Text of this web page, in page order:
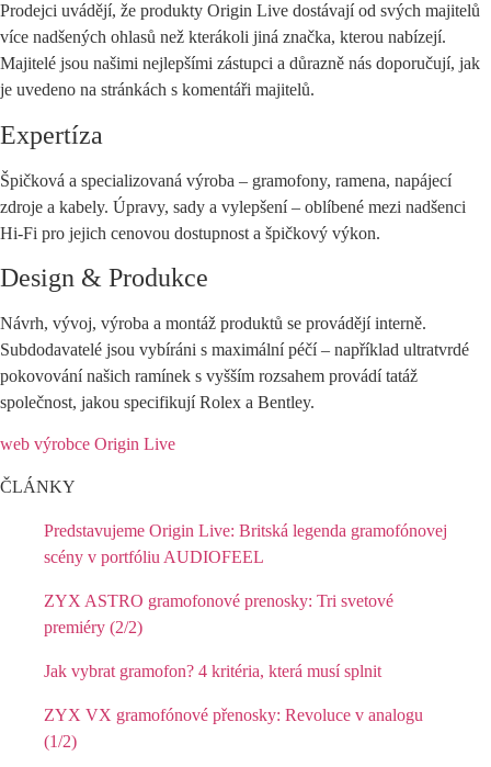
Prodejci uvádějí, že produkty Origin Live dostávají od svých majitelů
více nadšených ohlasů než kterákoli jiná značka, kterou nabízejí.
Majitelé jsou našimi nejlepšími zástupci a důrazně nás doporučují, jak
je uvedeno na stránkách s komentáři majitelů.
Expertíza
Špičková a specializovaná výroba – gramofony, ramena, napájecí
zdroje a kabely. Úpravy, sady a vylepšení – oblíbené mezi nadšenci
Hi-Fi pro jejich cenovou dostupnost a špičkový výkon.
Design & Produkce
Návrh, vývoj, výroba a montáž produktů se provádějí interně.
Subdodavatelé jsou vybíráni s maximální péčí – například ultratvrdé
pokovování našich ramínek s vyšším rozsahem provádí tatáž
společnost, jakou specifikují Rolex a Bentley.
web výrobce Origin Live
ČLÁNKY
Predstavujeme Origin Live: Britská legenda gramofónovej
scény v portfóliu AUDIOFEEL
ZYX ASTRO gramofonové prenosky: Tri svetové
premiéry (2/2)
Jak vybrat gramofon? 4 kritéria, která musí splnit
ZYX VX gramofónové přenosky: Revoluce v analogu
(1/2)